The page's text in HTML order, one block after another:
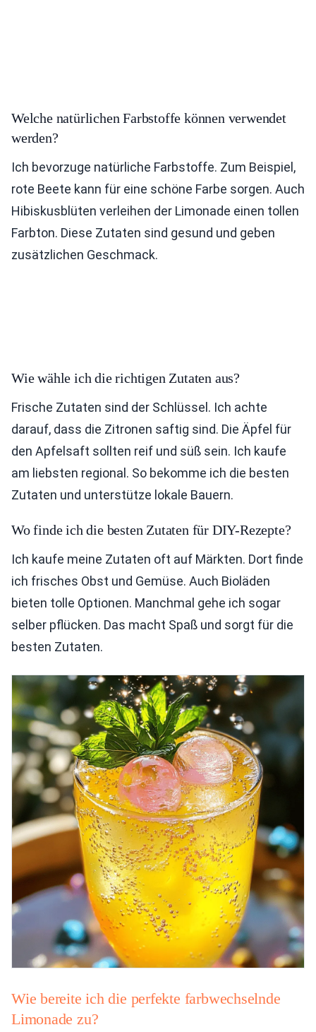
Welche natürlichen Farbstoffe können verwendet
werden?
Ich bevorzuge natürliche Farbstoffe. Zum Beispiel,
rote Beete kann für eine schöne Farbe sorgen. Auch
Hibiskusblüten verleihen der Limonade einen tollen
Farbton. Diese Zutaten sind gesund und geben
zusätzlichen Geschmack.
Wie wähle ich die richtigen Zutaten aus?
Frische Zutaten sind der Schlüssel. Ich achte
darauf, dass die Zitronen saftig sind. Die Äpfel für
den Apfelsaft sollten reif und süß sein. Ich kaufe
am liebsten regional. So bekomme ich die besten
Zutaten und unterstütze lokale Bauern.
Wo finde ich die besten Zutaten für DIY-Rezepte?
Ich kaufe meine Zutaten oft auf Märkten. Dort finde
ich frisches Obst und Gemüse. Auch Bioläden
bieten tolle Optionen. Manchmal gehe ich sogar
selber pflücken. Das macht Spaß und sorgt für die
besten Zutaten.
Wie bereite ich die perfekte farbwechselnde
Limonade zu?